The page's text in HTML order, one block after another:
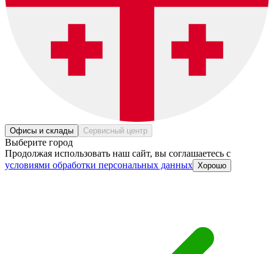
Офисы и склады Сервисный центр
Выберите город
Продолжая использовать наш сайт, вы соглашаетесь c
условиями обработки персональных данных Хорошо